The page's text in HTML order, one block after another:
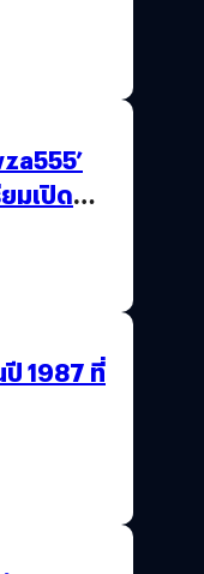
มเปิด
1987 ที่